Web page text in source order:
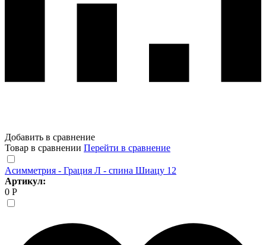
Добавить в сравнение
Товар в сравнении Перейти в сравнение
Асимметрия - Грация Л - спина Шиацу 12
Артикул:
0 Р